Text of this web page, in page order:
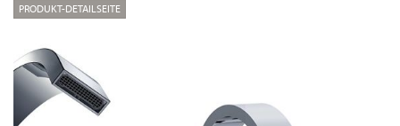
PRODUKT-DETAILSEITE